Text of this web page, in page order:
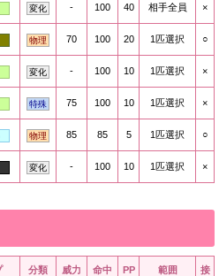
変化 - 100 40 相手全員 ×
物理 70 100 20 1匹選択 ○
変化 - 100 10 1匹選択 ×
特殊 75 100 10 1匹選択 ×
物理 85 85 5 1匹選択 ○
変化 - 100 10 1匹選択 ×
分類 威力 命中 PP 範囲 接